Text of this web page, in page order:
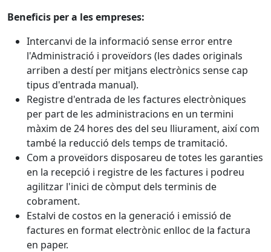
Beneficis per a les empreses:
Intercanvi de la informació sense error entre
l'Administració i proveïdors (les dades originals
arriben a destí per mitjans electrònics sense cap
tipus d'entrada manual).
Registre d'entrada de les factures electròniques
per part de les administracions en un termini
màxim de 24 hores des del seu lliurament, així com
també la reducció dels temps de tramitació.
Com a proveïdors disposareu de totes les garanties
en la recepció i registre de les factures i podreu
agilitzar l'inici de còmput dels terminis de
cobrament.
Estalvi de costos en la generació i emissió de
factures en format electrònic enlloc de la factura
en paper.